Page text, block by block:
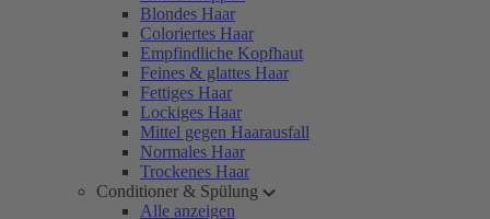
Blondes Haar
Coloriertes Haar
Empfindliche Kopfhaut
Feines & glattes Haar
Fettiges Haar
Lockiges Haar
Mittel gegen Haarausfall
Normales Haar
Trockenes Haar
Conditioner & Spülung
Alle anzeigen